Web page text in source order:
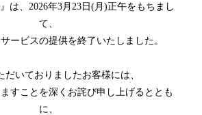
は、2026年3月23日(月)正午をもちまし
て、
ービスの提供を終了いたしました。
だいておりましたお客様には、
すことを深くお詫び申し上げるととも
に、